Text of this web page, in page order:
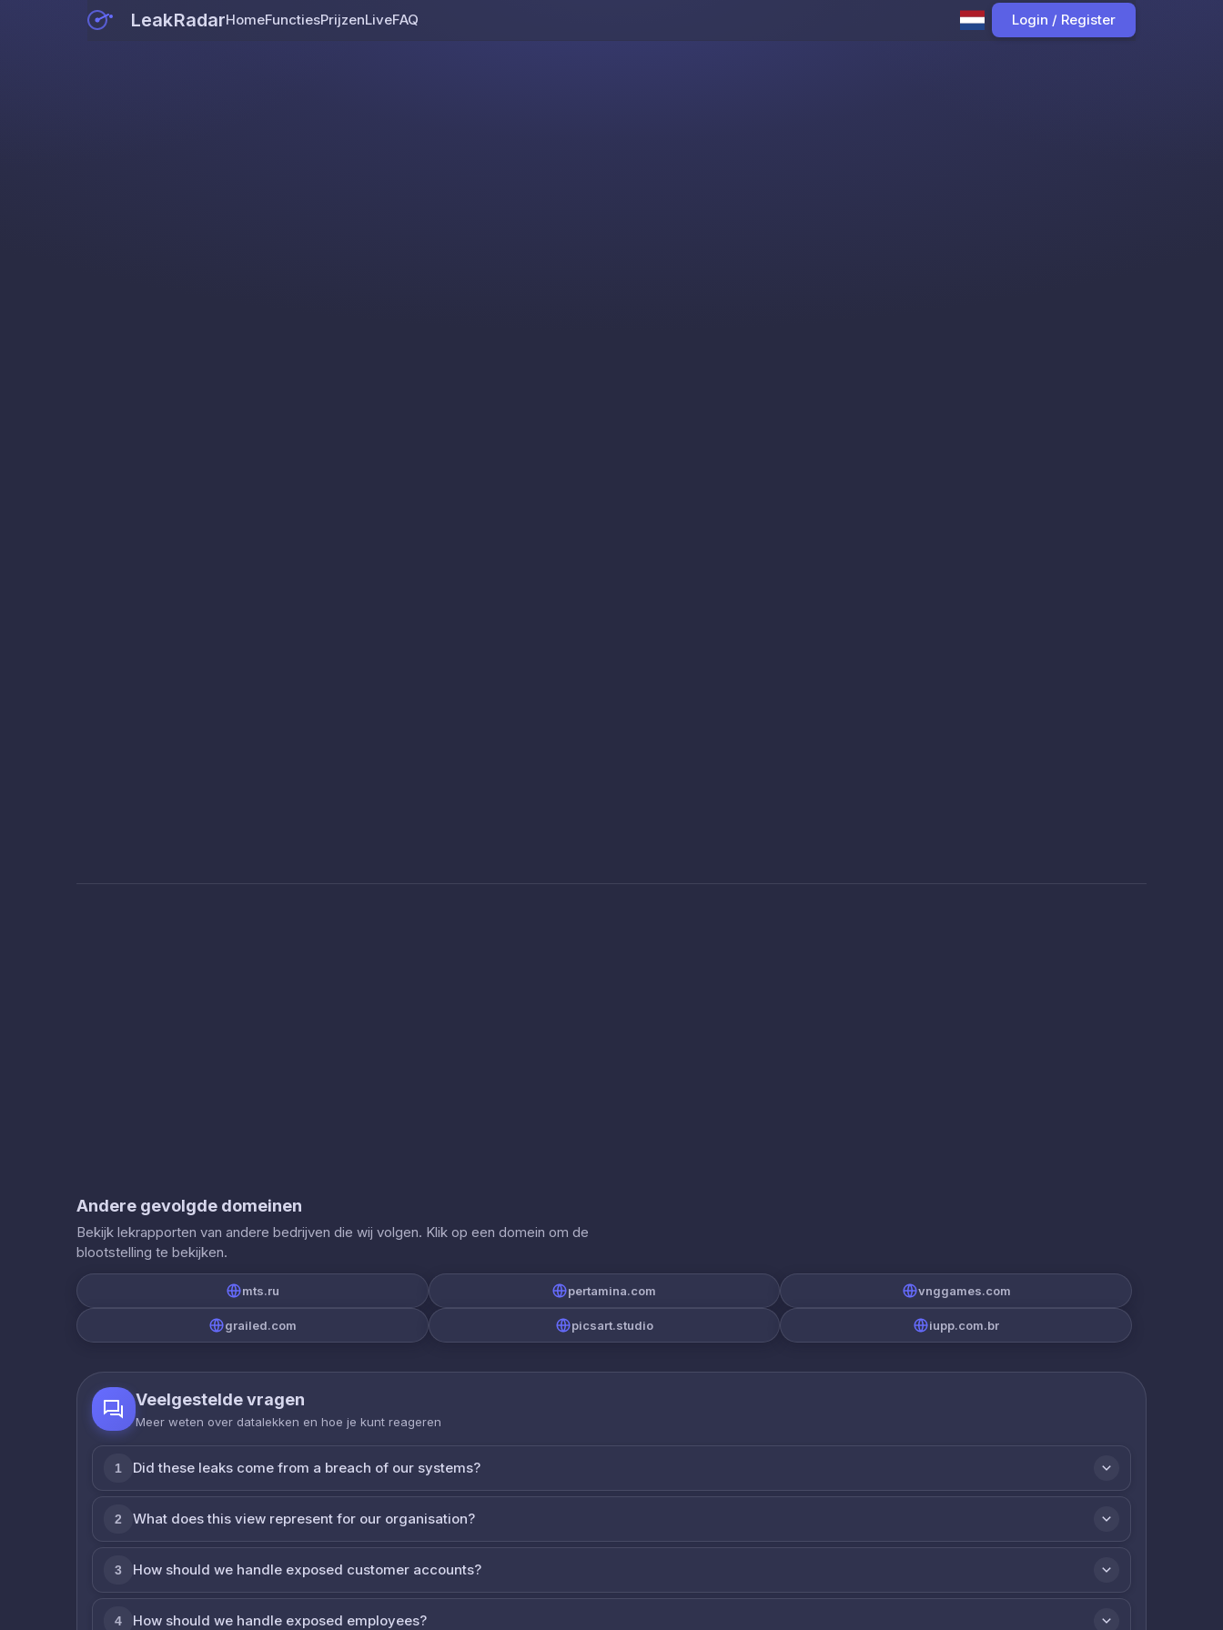
LeakRadarHomeFunctiesPrijzenLiveFAQ Login / Register
Andere gevolgde domeinen
Bekijk lekrapporten van andere bedrijven die wij volgen. Klik op een domein om de
blootstelling te bekijken.
mts.ru pertamina.com vnggames.com
grailed.com picsart.studio iupp.com.br
Veelgestelde vragen
Meer weten over datalekken en hoe je kunt reageren
1 Did these leaks come from a breach of our systems?
2 What does this view represent for our organisation?
3 How should we handle exposed customer accounts?
4 How should we handle exposed employees?